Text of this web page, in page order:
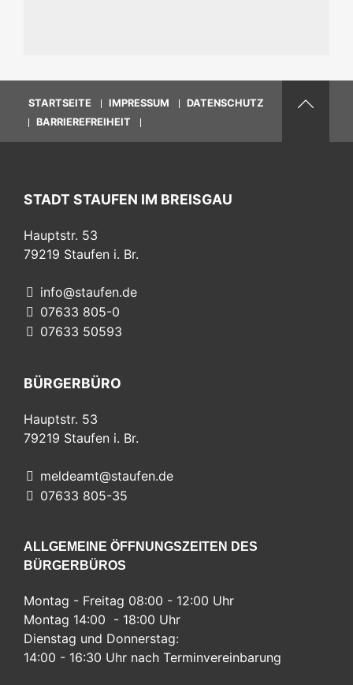
STARTSEITE IMPRESSUM
DATENSCHUTZ
BARRIEREFREIHEIT
STADT STAUFEN IM BREISGAU
Hauptstr. 53
79219 Staufen i. Br.
info@staufen.de
07633 805-0
07633 50593
BÜRGERBÜRO
Hauptstr. 53
79219 Staufen i. Br.
meldeamt@staufen.de
07633 805-35
ALLGEMEINE ÖFFNUNGSZEITEN DES
BÜRGERBÜROS
Montag - Freitag 08:00 - 12:00 Uhr
Montag 14:00 - 18:00 Uhr
Dienstag und Donnerstag:
14:00 - 16:30 Uhr nach Terminvereinbarung